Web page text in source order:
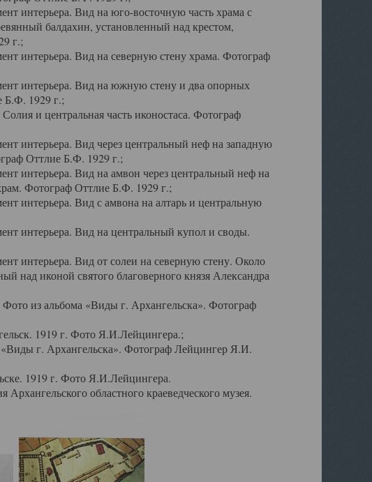
интерьера. Вид на юго-восточную часть храма с
балдахин, установленный над крестом,
г.;
интерьера. Вид на северную стену храма. Фотограф
интерьера. Вид на южную стену и два опорных
Б.Ф. 1929 г.;
и центральная часть иконостаса. Фотограф
интерьера. Вид через центральный неф на западную
Оттлие Б.Ф. 1929 г.;
интерьера. Вид на амвон через центральный неф на
Фотограф Оттлие Б.Ф. 1929 г.;
интерьера. Вид с амвона на алтарь и центральную
интерьера. Вид на центральный купол и своды.
интерьера. Вид от солеи на северную стену. Около
над иконой святого благоверного князя Александра
из альбома «Виды г. Архангельска». Фотограф
1919 г. Фото Я.И.Лейцингера.;
г. Архангельска». Фотограф Лейцингер Я.И.
1919 г. Фото Я.И.Лейцингера.
областного краеведческого музея.